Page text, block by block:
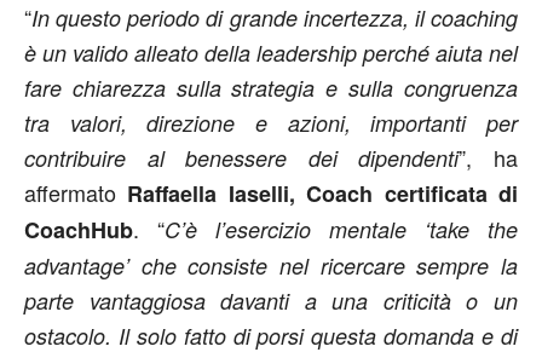
“In questo periodo di grande incertezza, il coaching
è un valido alleato della leadership perché aiuta nel
fare chiarezza sulla strategia e sulla congruenza
tra valori, direzione e azioni, importanti per
contribuire al benessere dei dipendenti”, ha
affermato Raffaella Iaselli, Coach certificata di
CoachHub. “C’è l’esercizio mentale ‘take the
advantage’ che consiste nel ricercare sempre la
parte vantaggiosa davanti a una criticità o un
ostacolo. Il solo fatto di porsi questa domanda e di